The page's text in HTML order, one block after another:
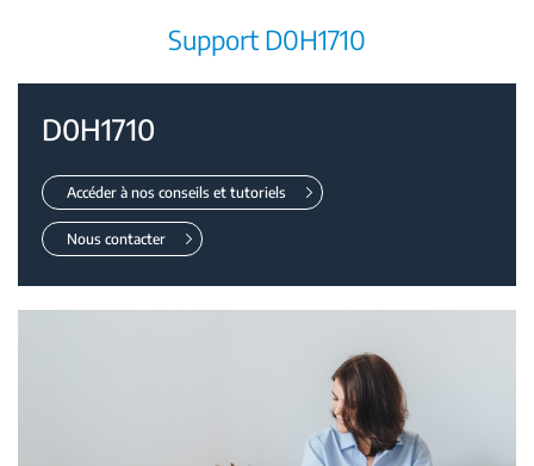
Support D0H1710
D0H1710
Accéder à nos conseils et tutoriels
Nous contacter